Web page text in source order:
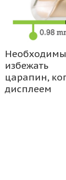
избежать
царапин,
дисплеем